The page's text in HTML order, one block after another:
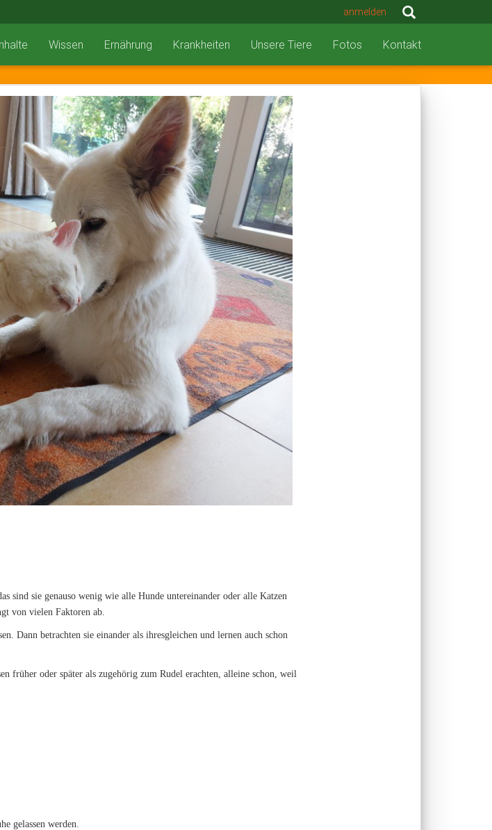
anmelden
Wissen Ernährung Krankheiten Unsere Tiere Fotos Kontakt
sind sie genauso wenig wie alle Hunde untereinander oder alle Katzen
von vielen Faktoren ab.
Dann betrachten sie einander als ihresgleichen und lernen auch schon
früher oder später als zugehörig zum Rudel erachten, alleine schon, weil
gelassen werden.